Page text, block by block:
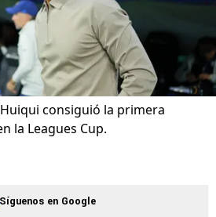
Huiqui consiguió la primera
la Leagues Cup.
en Google